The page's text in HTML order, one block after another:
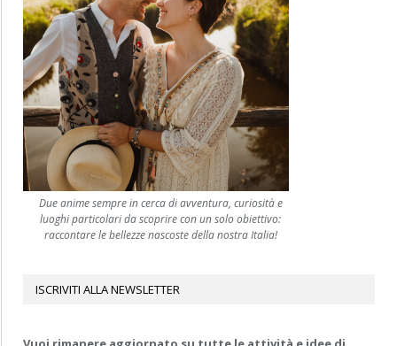
Due anime sempre in cerca di avventura, curiosità e
luoghi particolari da scoprire con un solo obiettivo:
raccontare le bellezze nascoste della nostra Italia!
ISCRIVITI ALLA NEWSLETTER